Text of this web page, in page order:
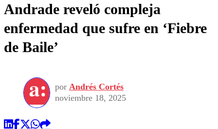
Andrade reveló compleja
enfermedad que sufre en ‘Fiebre
de Baile’
por Andrés Cortés
noviembre 18, 2025